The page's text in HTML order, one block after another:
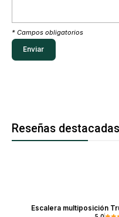
* Campos obligatorios
Reseñas destacadas
Escalera multiposición